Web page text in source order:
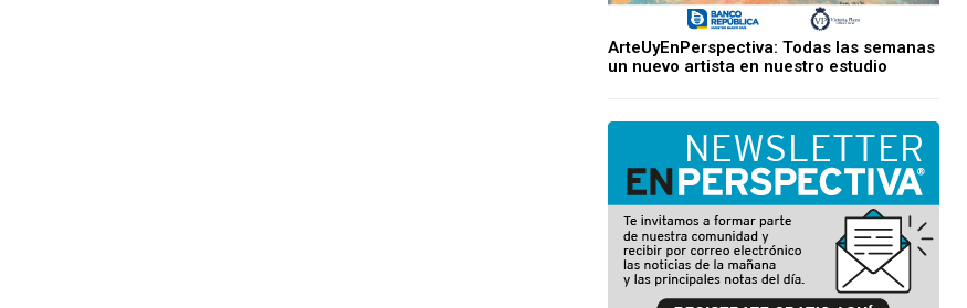
ArteUyEnPerspectiva: Todas las semanas
un nuevo artista en nuestro estudio